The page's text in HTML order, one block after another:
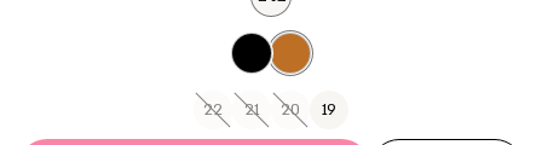
19
20
21
22